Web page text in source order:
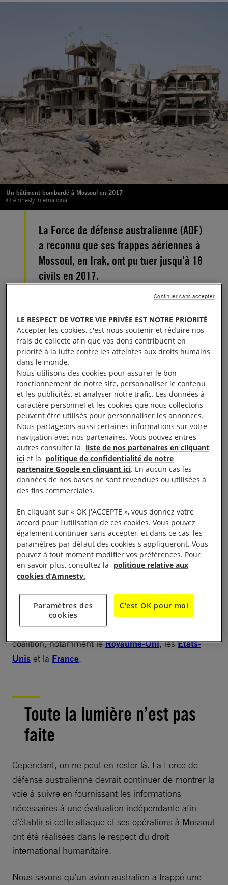
Un bâtiment bombardé à Mossoul en 2017
© Amnesty International
La Force de défense australienne (ADF)
a reconnu que ses frappes aériennes à
Mossoul, en Irak, ont pu tuer jusqu’à 18
civils en 2017.
La Force de défense australienne a reconnu
récemment que ses frappes aériennes ont tué des
civils durantla bataille de Mossoul en 2017: c’est
un pas dans la bonne direction.
Un premier pas
Le 31 janvier 2019, Mel Hupfeld, maréchal de l’air
de la Force de défense australienne, a reconnu que
l’attaque menée le 13 juin 2017 contre une cible
située dans l’ouest de Mossoul par deux avions de
chasse australiens Super Hornet F-18 a fait jusqu’à
Force de défense australienne avait admis avoir tué
deux adultes et blessé deux enfants lors d’un raid
sur Mossoul que les investigations menées sur le
terrain par Amnesty International avaient mis en
lumière.
Une fois encore, le gouvernement australien se
montre plus disposé à assumer la responsabilité des
pertes en vies civiles que ses partenaires de la
coalition, notamment leRoyaume-Uni, lesÉtats-
Unis et la France.
Toute la lumière n’est pas
faite
Cependant, on ne peut en rester là. La Force de
défense australienne devrait continuer de montrer la
voie à suivre en fournissant les informations
nécessaires à une évaluation indépendante afin
d’établir si cette attaque et ses opérations à Mossoul
ont été réalisées dans le respect du droit
international humanitaire.
Nous savons qu’un avion australien a frappé une
LE RESPECT DE VOTRE VIE PRIVÉE EST NOTRE PRIORITÉ
Accepter les cookies, c'est nous soutenir et réduire nos
frais de collecte afin que vos dons contribuent en
priorité à la lutte contre les atteintes aux droits humains
dans le monde.
Nous utilisons des cookies pour assurer le bon
fonctionnement de notre site, personnaliser le contenu
et les publicités, et analyser notre trafic. Les données à
caractère personnel et les cookies que nous collectons
peuvent être utilisés pour personnaliser les annonces.
Nous partageons aussi certaines informations sur votre
navigation avec nos partenaires. Vous pouvez entres
autres consulter la liste de nos partenaires en cliquant
ici et la politique de confidentialité de notre
partenaire Google en cliquant ici. En aucun cas les
données de nos bases ne sont revendues ou utilisées à
des fins commerciales.
En cliquant sur « OK J'ACCEPTE », vous donnez votre
accord pour l'utilisation de ces cookies. Vous pouvez
également continuer sans accepter, et dans ce cas, les
paramètres par défaut des cookies s'appliqueront. Vous
pouvez à tout moment modifier vos préférences. Pour
en savoir plus, consultez la politique relative aux
cookies d’Amnesty.
Paramètres des
cookies
C'est OK pour moi
Continuer sans accepter